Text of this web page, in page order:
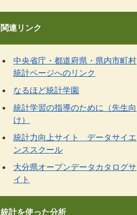
関連リンク
中央省庁・都道府県・県内市町村
統計ページへのリンク
なるほど統計学園
統計学習の指導のために（先生向
け）
統計力向上サイト データサイエ
ンススクール
大分県オープンデータカタログサ
イト
統計を使った分析